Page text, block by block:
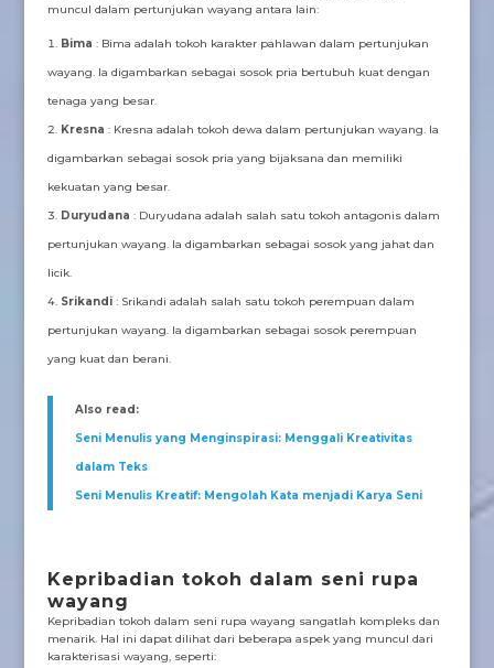
muncul dalam pertunjukan wayang antara lain:
Bima : Bima adalah tokoh karakter pahlawan dalam pertunjukan
wayang. Ia digambarkan sebagai sosok pria bertubuh kuat dengan
tenaga yang besar.
Kresna : Kresna adalah tokoh dewa dalam pertunjukan wayang. Ia
digambarkan sebagai sosok pria yang bijaksana dan memiliki
kekuatan yang besar.
Duryudana : Duryudana adalah salah satu tokoh antagonis dalam
pertunjukan wayang. Ia digambarkan sebagai sosok yang jahat dan
licik.
Srikandi : Srikandi adalah salah satu tokoh perempuan dalam
pertunjukan wayang. Ia digambarkan sebagai sosok perempuan
yang kuat dan berani.
Also read:
Seni Menulis yang Menginspirasi: Menggali Kreativitas
dalam Teks
Seni Menulis Kreatif: Mengolah Kata menjadi Karya Seni
Kepribadian tokoh dalam seni rupa
wayang
Kepribadian tokoh dalam seni rupa wayang sangatlah kompleks dan
menarik. Hal ini dapat dilihat dari beberapa aspek yang muncul dari
karakterisasi wayang, seperti: